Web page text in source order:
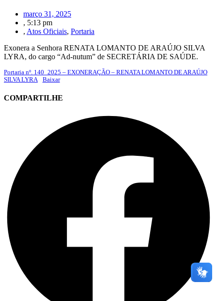
março 31, 2025
, 5:13 pm
, Atos Oficiais, Portaria
Exonera a Senhora RENATA LOMANTO DE ARAÚJO SILVA
LYRA, do cargo “Ad-nutum” de SECRETÁRIA DE SAÚDE.
Portaria nº. 140_2025 – EXONERAÇÃO – RENATA LOMANTO DE ARAÚJO
SILVA LYRA
Baixar
COMPARTILHE